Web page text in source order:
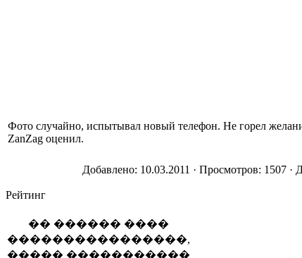
Фото случайно, испытывал новый телефон. Не горел
ZanZag оценил.
Добавлено: 10.03.2011 · Просмотров: 1507 ·
Рейтинг
�� ������ ����
����������������,
����� �����������